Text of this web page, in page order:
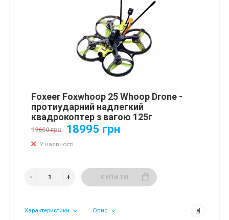
Foxeer Foxwhoop 25 Whoop Drone -
протиударний надлегкий
квадрокоптер з вагою 125г
19600 грн 18995 грн
У наявності
КУПИТИ
Характеристики Опис